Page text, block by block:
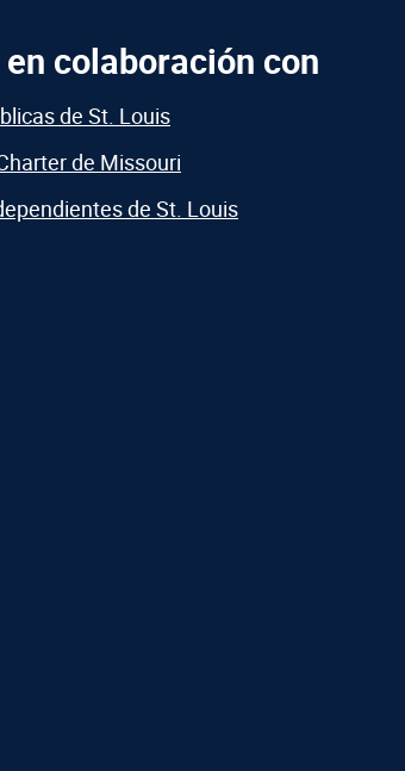
colaboración con
de St. Louis
de Missouri
de St. Louis